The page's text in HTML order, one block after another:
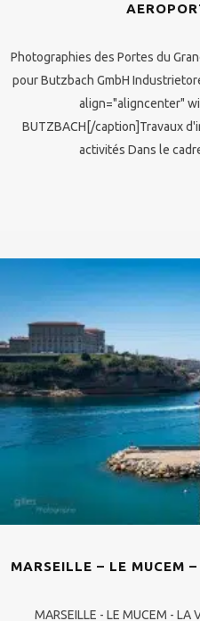
Photographies des Portes du
pour Butzbach GmbH
align="aligncenter"
BUTZBACH[/caption]Travaux
activités Dans le
MARSEILLE – LE MUCEM
MARSEILLE - LE MUCEM - LA